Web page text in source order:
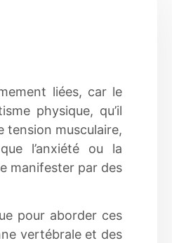
liées, car le
physique, qu’il
tension musculaire,
l’anxiété ou la
manifester par des
pour aborder ces
vertébrale et des